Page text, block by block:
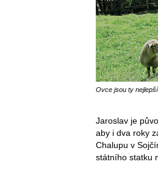
Ovce jsou ty
Jaroslav je
aby i dva roky
Chalupu v
státního statku